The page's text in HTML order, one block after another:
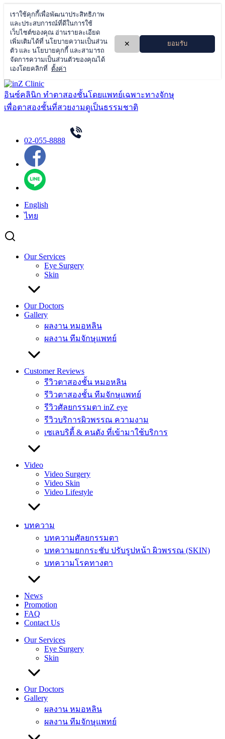
Skip
to
content
อินซ์คลินิก ทำตาสองชั้นโดยแพทย์เฉพาะทางจักษุ
เพื่อตาสองชั้นที่สวยงามดูเป็นธรรมชาติ
02-055-8888
English
ไทย
Our Services
Eye Surgery
Skin
Our Doctors
Gallery
ผลงาน หมอหลิน
ผลงาน ทีมจักษุแพทย์
Customer Reviews
รีวิวตาสองชั้น หมอหลิน
รีวิวตาสองชั้น ทีมจักษุแพทย์
รีวิวศัลยกรรมตา inZ eye
รีวิวบริการผิวพรรณ ความงาม
เซเลบริตี้ & คนดัง ที่เข้ามาใช้บริการ
Video
Video Surgery
Video Skin
Video Lifestyle
บทความ
บทความศัลยกรรมตา
บทความยกกระชับ ปรับรูปหน้า ผิวพรรณ (SKIN)
บทความโรคทางตา
News
Promotion
FAQ
Contact Us
Our Services
Eye Surgery
Skin
Our Doctors
Gallery
ผลงาน หมอหลิน
ผลงาน ทีมจักษุแพทย์